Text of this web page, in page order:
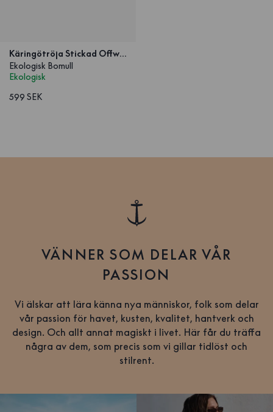
Käringötröja Stickad Offwhite Barn
Ekologisk Bomull
Ekologisk
599 SEK
VÄNNER SOM DELAR VÅR
PASSION
Vi älskar att lära känna nya människor, folk som delar
vår passion för havet, kusten, kvalitet, hantverk och
design. Och allt annat magiskt i livet. Här får du träffa
några av dem, som precis som vi gillar tidlöst och
stilrent.